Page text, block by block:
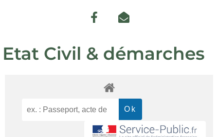
Etat Civil & démarches